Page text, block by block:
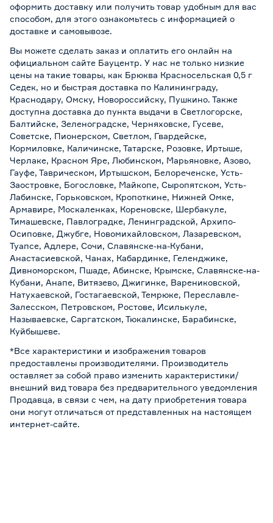
оформить доставку или получить товар удобным для вас
способом, для этого ознакомьтесь с информацией о
доставке и самовывозе.
Вы можете сделать заказ и оплатить его онлайн на
официальном сайте Бауцентр. У нас не только низкие
цены на такие товары, как Брюква Красносельская 0,5 г
Седек, но и быстрая доставка по Калининграду,
Краснодару, Омску, Новороссийску, Пушкино. Также
доступна доставка до пункта выдачи в Светлогорске,
Балтийске, Зеленоградске, Черняховске, Гусеве,
Советске, Пионерском, Светлом, Гвардейске,
Кормиловке, Каличинске, Татарске, Розовке, Иртыше,
Черлаке, Красном Яре, Любинском, Марьяновке, Азово,
Гауфе, Таврическом, Иртышском, Белореченске, Усть-
Заостровке, Богословке, Майкопе, Сыропятском, Усть-
Лабинске, Горьковском, Кропоткине, Нижней Омке,
Армавире, Москаленках, Кореновске, Шербакуле,
Тимашевске, Павлоградке, Ленинградской, Архипо-
Осиповке, Джубге, Новомихайловском, Лазаревском,
Туапсе, Адлере, Сочи, Славянске-на-Кубани,
Анастасиевской, Чанах, Кабардинке, Геленджике,
Дивноморском, Пшаде, Абинске, Крымске, Славянске-на-
Кубани, Анапе, Витязево, Джигинке, Варениковской,
Натухаевской, Гостагаевской, Темрюке, Переславле-
Залесском, Петровском, Ростове, Исилькуле,
Называевске, Саргатском, Тюкалинске, Барабинске,
Куйбышеве.
*Все характеристики и изображения товаров
предоставлены производителями. Производитель
оставляет за собой право изменить характеристики/
внешний вид товара без предварительного уведомления
Продавца, в связи с чем, на дату приобретения товара
они могут отличаться от представленных на настоящем
интернет-сайте.